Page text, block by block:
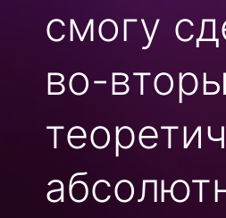
смогу
во-